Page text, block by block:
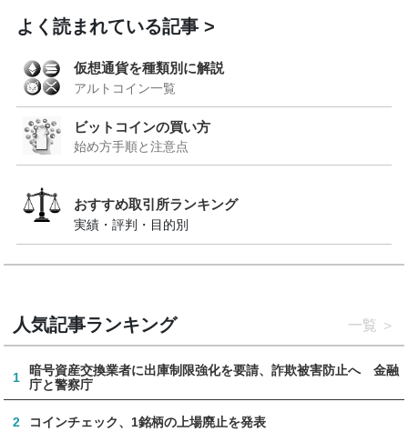
よく読まれている記事
仮想通貨を種類別に解説
アルトコイン一覧
ビットコインの買い方
始め方手順と注意点
おすすめ取引所ランキング
実績・評判・目的別
人気記事ランキング 一覧
1
暗号資産交換業者に出庫制限強化を要請、詐欺被害防止へ 金融
庁と警察庁
2 コインチェック、1銘柄の上場廃止を発表